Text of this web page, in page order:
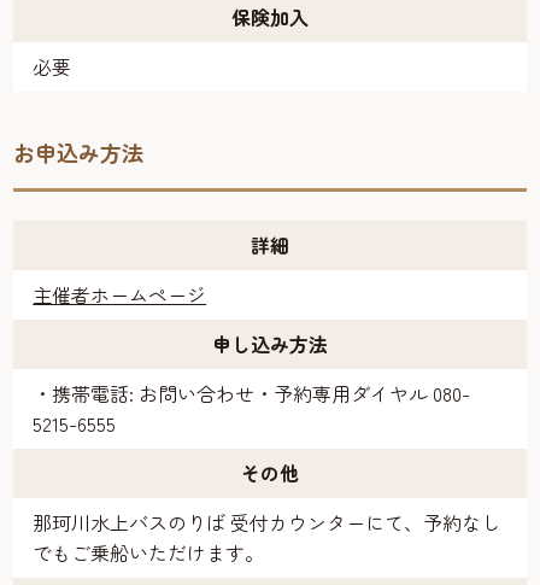
保険加入
必要
お申込み方法
詳細
主催者ホームページ
申し込み方法
・携帯電話: お問い合わせ・予約専用ダイヤル 080-
5215-6555
その他
那珂川水上バスのりば 受付カウンターにて、予約なし
でもご乗船いただけます。